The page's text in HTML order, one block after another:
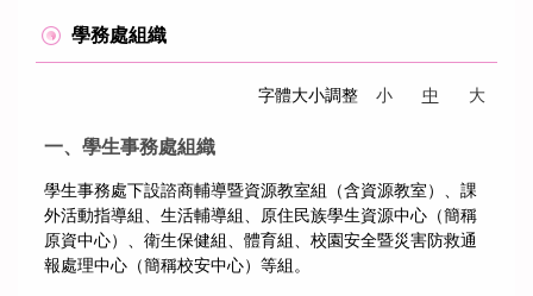
學務處組織
字體大小調整 小 中 大
一、學生事務處組織
學生事務處下設諮商輔導暨資源教室組（含資源教室）、課
外活動指導組、生活輔導組、原住民族學生資源中心（簡稱
原資中心）、衛生保健組、體育組、校園安全暨災害防救通
報處理中心（簡稱校安中心）等組。